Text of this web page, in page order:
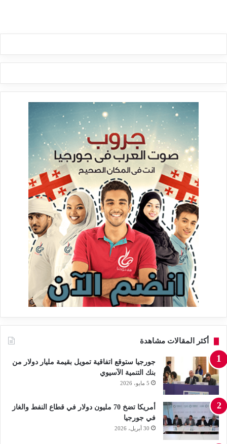
أكثر المقالات مشاهدة
جورجيا ستوقع اتفاقية تمويل بقيمة مليار دولار من
بنك التنمية الآسيوي
5 مايو، 2026
أمريكا تضخ 70 مليون دولار في قطاع النفط والغاز
في جورجيا
30 أبريل، 2026